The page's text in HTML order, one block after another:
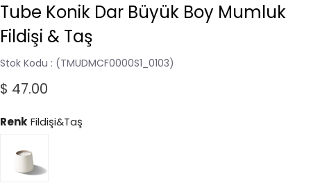
Tube Konik Dar Büyük Boy Mumluk
Fildişi & Taş
Stok Kodu (TMUDMCF0000S1_0103)
$ 47.00
Renk Fildişi&Taş